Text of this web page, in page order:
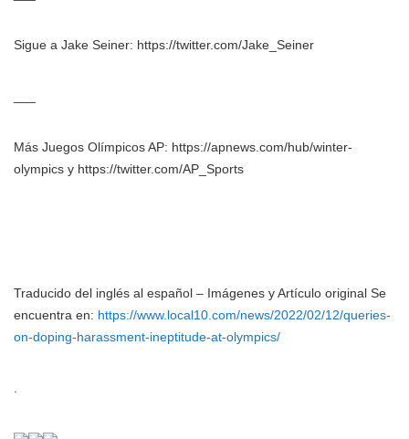
Sigue a Jake Seiner: https://twitter.com/Jake_Seiner
Más Juegos Olímpicos AP: https://apnews.com/hub/winter-
olympics y https://twitter.com/AP_Sports
Traducido del inglés al español – Imágenes y Artículo original Se
encuentra en: https://www.local10.com/news/2022/02/12/queries-
on-doping-harassment-ineptitude-at-olympics/